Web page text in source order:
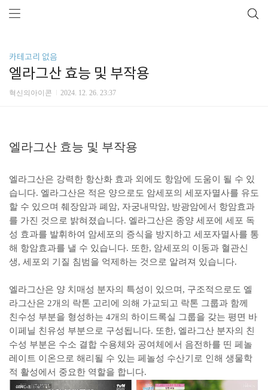
카테고리 없음
엘라그산 효능 및 부작용
혁신의아이콘 2024. 12. 26. 23:37
엘라그산 효능 및 부작용
엘라그산은 강력한 항산화 효과 외에도 항암에 도움이 될 수 있
습니다. 엘라그산은 적은 양으로도 암세포의 세포자멸사를 유도
할 수 있으며 췌장암과 폐암, 자궁내막암, 방광암에서 항암효과
를 가진 것으로 밝혀졌습니다. 엘라그산은 종양 세포에 세포 독
성 효과를 발휘하여 암세포의 증식을 방지하고 세포자멸사를 통
해 항암효과를 낼 수 있습니다. 또한, 암세포의 이동과 혈관신
생, 세포외 기질 침범을 억제하는 것으로 알려져 있습니다.
엘라그산은 양 치매성 분자의 특성이 있으며, 구조적으로도 엘
라그산은 2개의 락톤 고리에 의해 가교되고 락톤 그룹과 함께
친수성 부분을 형성하는 4개의 하이드록실 그룹을 갖는 평면 바
이페닐 친유성 부분으로 구성됩니다. 또한, 엘라그산 분자의 친
수성 부분은 수소 결합 수용체와 공여체에서 음전하를 띤 페놀
레이트 이온으로 해리될 수 있는 페놀성 수산기로 인해 생물학
적 활성에서 중요한 역할을 합니다.